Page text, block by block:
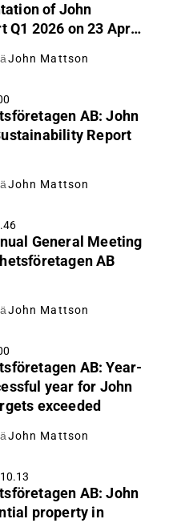
of John
Q1 2026 on 23 April
John Mattson
AB: John
Report
John Mattson
General Meeting
AB
John Mattson
AB: Year-
year for John
exceeded
John Mattson
AB: John
property in